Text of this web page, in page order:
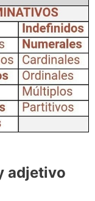
adjetivo